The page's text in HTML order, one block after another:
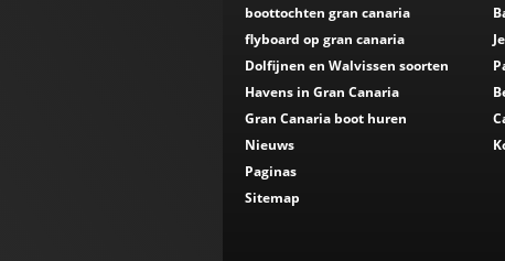
boottochten gran canaria
flyboard op gran canaria
Dolfijnen en Walvissen soorten
Havens in Gran Canaria
Gran Canaria boot huren
Nieuws
Paginas
Sitemap